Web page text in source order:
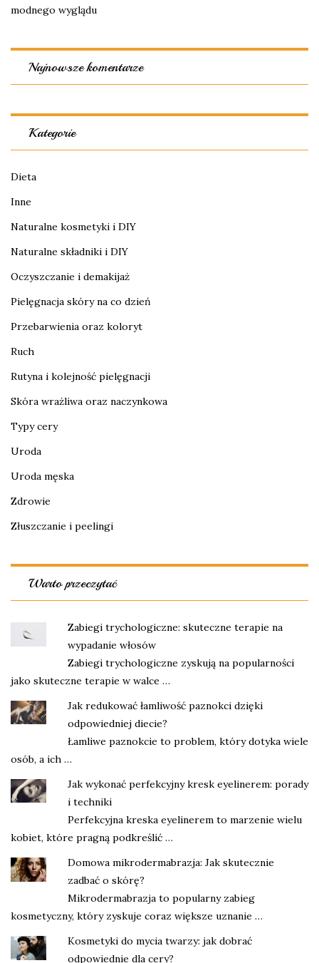
modnego wyglądu
Najnowsze komentarze
Kategorie
Dieta
Inne
Naturalne kosmetyki i DIY
Naturalne składniki i DIY
Oczyszczanie i demakijaż
Pielęgnacja skóry na co dzień
Przebarwienia oraz koloryt
Ruch
Rutyna i kolejność pielęgnacji
Skóra wrażliwa oraz naczynkowa
Typy cery
Uroda
Uroda męska
Zdrowie
Złuszczanie i peelingi
Warto przeczytać
Zabiegi trychologiczne: skuteczne terapie na
wypadanie włosów
Zabiegi trychologiczne zyskują na popularności
jako skuteczne terapie w walce …
Jak redukować łamliwość paznokci dzięki
odpowiedniej diecie?
Łamliwe paznokcie to problem, który dotyka wiele
osób, a ich …
Jak wykonać perfekcyjny kresk eyelinerem: porady
i techniki
Perfekcyjna kreska eyelinerem to marzenie wielu
kobiet, które pragną podkreślić …
Domowa mikrodermabrazja: Jak skutecznie
zadbać o skórę?
Mikrodermabrazja to popularny zabieg
kosmetyczny, który zyskuje coraz większe uznanie …
Kosmetyki do mycia twarzy: jak dobrać
odpowiednie dla cery?